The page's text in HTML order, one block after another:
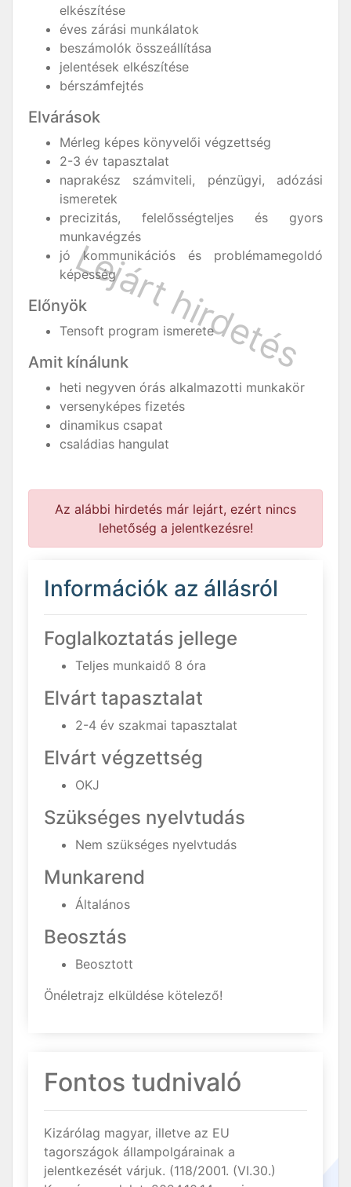
elkészítése
éves zárási munkálatok
beszámolók összeállítása
jelentések elkészítése
bérszámfejtés
Elvárások
Mérleg képes könyvelői végzettség
2-3 év tapasztalat
naprakész számviteli, pénzügyi, adózási
ismeretek
precizitás, felelősségteljes és gyors
munkavégzés
jó kommunikációs és problémamegoldó
képesség
Előnyök
Tensoft program ismerete
Amit kínálunk
heti negyven órás alkalmazotti munkakör
versenyképes fizetés
dinamikus csapat
családias hangulat
Az alábbi hirdetés már lejárt, ezért nincs
lehetőség a jelentkezésre!
Információk az állásról
Foglalkoztatás jellege
Teljes munkaidő 8 óra
Elvárt tapasztalat
2-4 év szakmai tapasztalat
Elvárt végzettség
OKJ
Szükséges nyelvtudás
Nem szükséges nyelvtudás
Munkarend
Általános
Beosztás
Beosztott
Önéletrajz elküldése kötelező!
Fontos tudnivaló
Kizárólag magyar, illetve az EU
tagországok állampolgárainak a
jelentkezését várjuk. (118/2001. (VI.30.)